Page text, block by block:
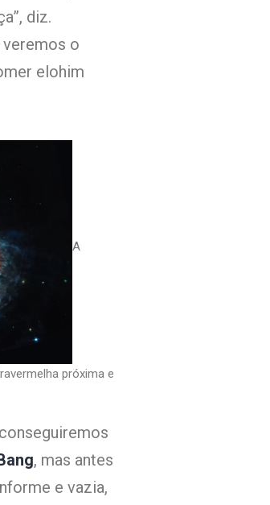
diz.
veremos o
elohim
A
próxima e
, mas antes
e vazia,